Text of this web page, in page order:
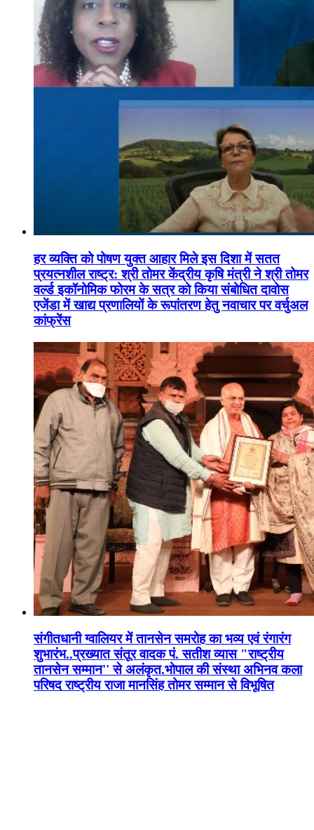
हर व्यक्ति को पोषण युक्त आहार मिले इस दिशा में सतत
प्रयत्नशील राष्ट्र: श्री तोमर केंद्रीय कृषि मंत्री ने श्री तोमर
वर्ल्ड इकॉनोमिक फोरम के सत्र को किया संबोधित दावोस
एजेंडा में खाद्य प्रणालियों के रूपांतरण हेतु नवाचार पर वर्चुअल
कांफ्रेंस
संगीतधानी ग्वालियर में तानसेन समरोह का भव्य एवं रंगारंग
शुभारंभ..प्रख्यात संतूर वादक पं. सतीश व्यास "राष्ट्रीय
तानसेन सम्मान'' से अलंकृत.भोपाल की संस्था अभिनव कला
परिषद राष्ट्रीय राजा मानसिंह तोमर सम्मान से विभूषित